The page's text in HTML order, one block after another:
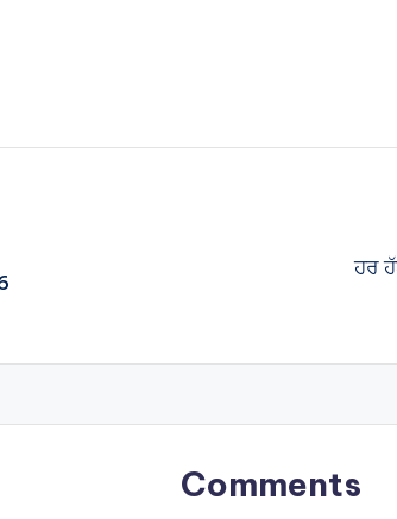
ਹਰ
Comments